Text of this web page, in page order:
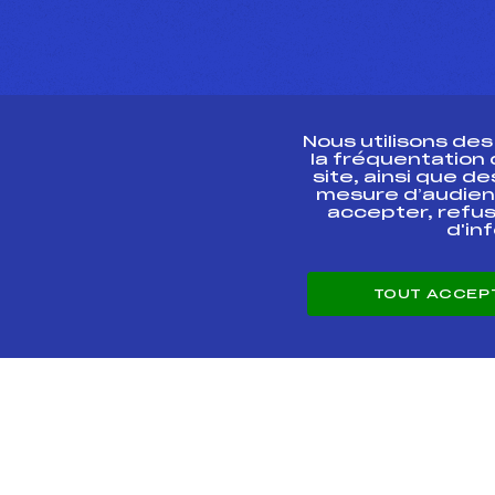
ESPACE PRESSE
Nous utilisons
la fréquentation
site, ainsi que
mesure
accepter,
TOUT